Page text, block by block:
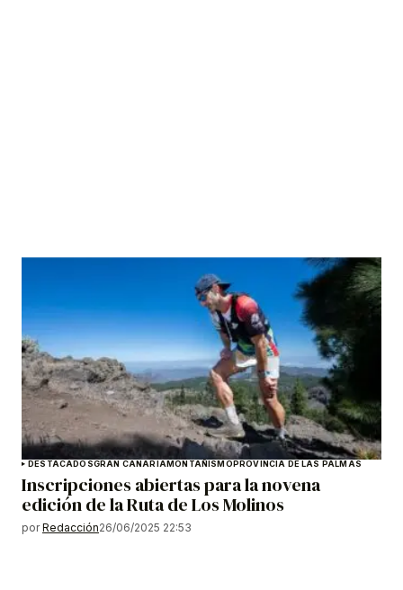
DESTACADOSGRAN CANARIAMONTAÑISMOPROVINCIA DE LAS PALMAS
Inscripciones abiertas para la novena
edición de la Ruta de Los Molinos
por Redacción26/06/2025 22:53